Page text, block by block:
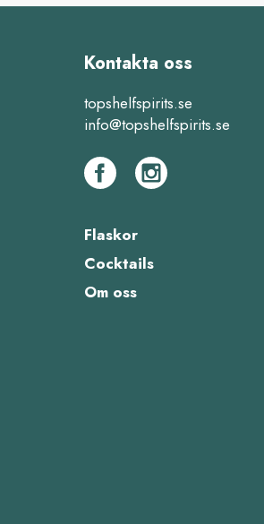
Kontakta oss
topshelfspirits.se
info@topshelfspirits.se
Flaskor
Cocktails
Om oss